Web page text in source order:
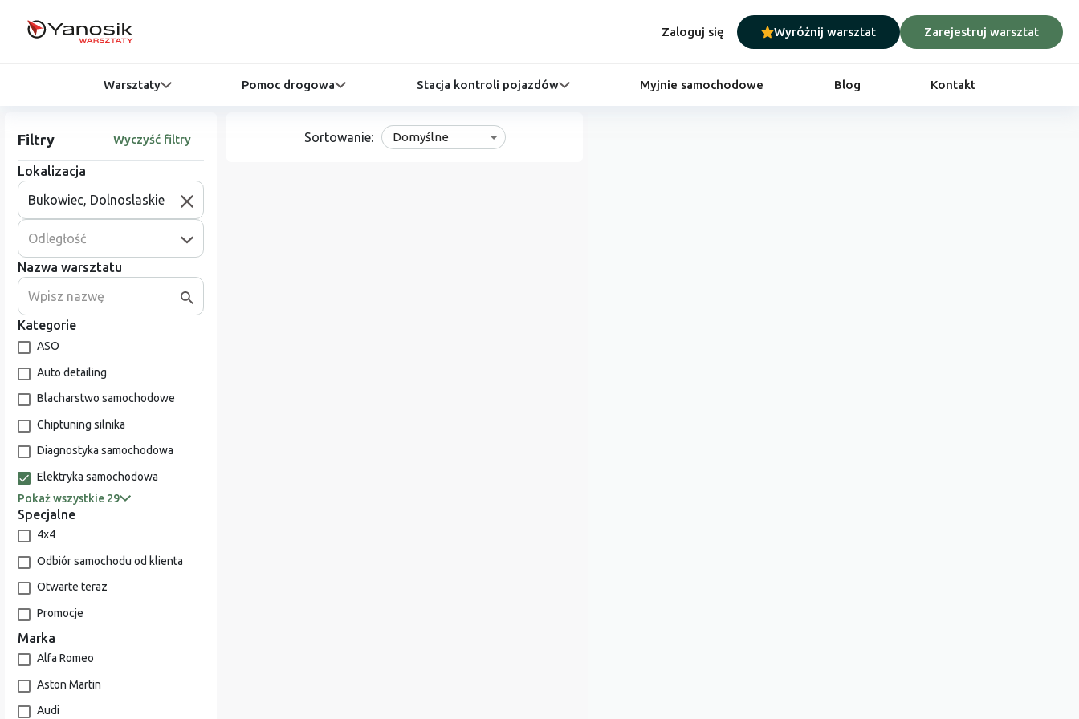
Zaloguj się Wyróżnij warsztat Zarejestruj warsztat
Warsztaty Pomoc drogowa Stacja kontroli pojazdów Myjnie samochodowe Blog Kontakt
Filtry Wyczyść filtry
Lokalizacja
Odległość
Nazwa warsztatu
Kategorie
ASO
Auto detailing
Blacharstwo samochodowe
Chiptuning silnika
Diagnostyka samochodowa
Elektryka samochodowa
Pokaż wszystkie 29
Specjalne
4x4
Odbiór samochodu od klienta
Otwarte teraz
Promocje
Marka
Alfa Romeo
Aston Martin
Audi
Sortowanie: Domyślne